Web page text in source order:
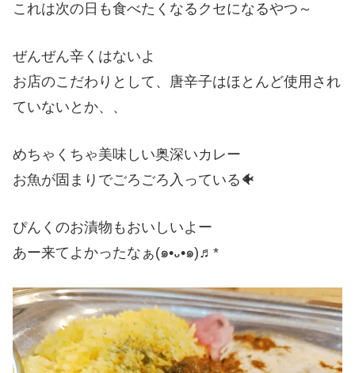
これは次の日も食べたくなるクセになるやつ～
ぜんぜん辛くはないよ
お店のこだわりとして、唐辛子はほとんど使用され
ていないとか、、
めちゃくちゃ美味しい奥深いカレー
お魚が固まりでごろごろ入っている🐠
ぴんくのお漬物もおいしいよー
あー来てよかったなぁ(๑•᎑•๑)♬*